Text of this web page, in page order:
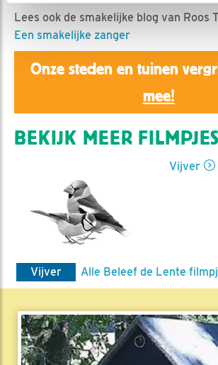
Lees ook de smakelijke blog van Roos
Een smakelijke zanger
Onze steden en tuinen
mee!
BEKIJK MEER
Vijver
Vijver Alle Beleef de Lente